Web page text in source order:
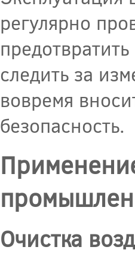
регулярно
следить за
вовремя
безопасность.
Очистка